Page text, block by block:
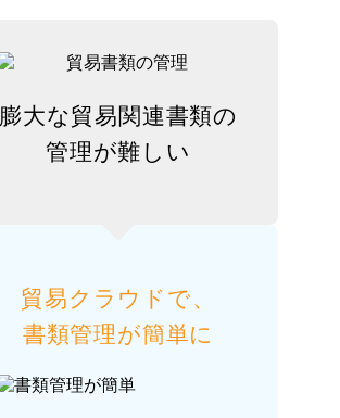
膨大な貿易関連書類の
管理が難しい
貿易クラウドで、
書類管理が簡単に